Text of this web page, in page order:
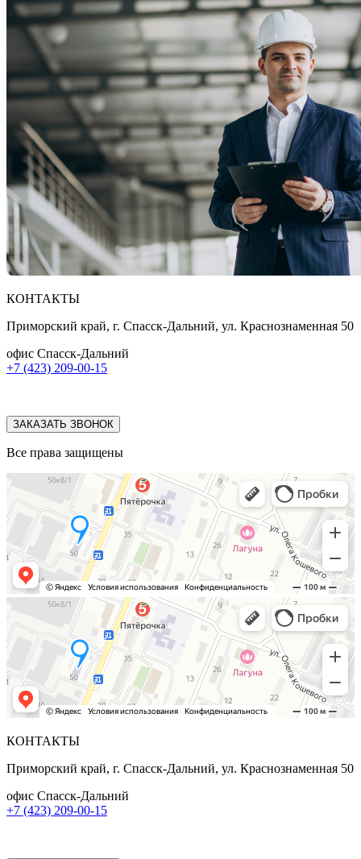
КОНТАКТЫ
Приморский край, г. Спасск-Дальний, ул. Краснознаменная 50
офис Спасск-Дальний
+7 (423) 209-00-15
ЗАКАЗАТЬ ЗВОНОК
Все права защищены
КОНТАКТЫ
Приморский край, г. Спасск-Дальний, ул. Краснознаменная 50
офис Спасск-Дальний
+7 (423) 209-00-15